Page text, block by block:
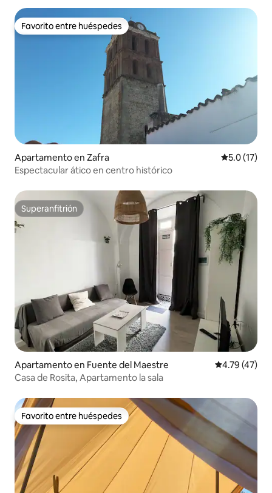
Favorito entre huéspedes
Favorito entre huéspedes
Apartamento en Zafra Calificación
5.0 (17)
Espectacular ático en centro histórico
Superanfitrión
Superanfitrión
Apartamento en Fuente del Maestre Calificación
4.79 (47)
Casa de Rosita, Apartamento la sala
Favorito entre huéspedes
Favorito entre huéspedes